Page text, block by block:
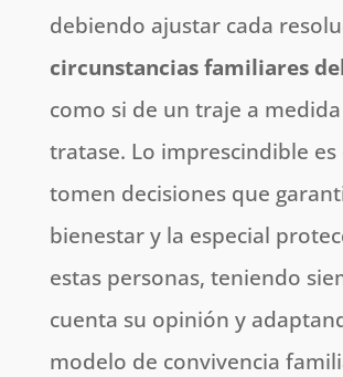
debiendo ajustar cada
circunstancias familiares
como si de un traje a medida
tratase. Lo imprescindible es
tomen decisiones que
bienestar y la especial
estas personas, teniendo
cuenta su opinión y
modelo de convivencia